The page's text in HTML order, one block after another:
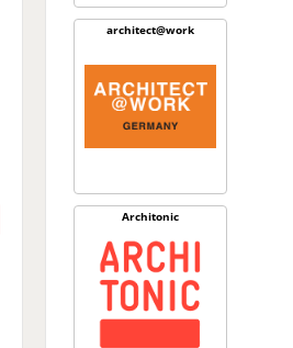
architect@work
Architonic